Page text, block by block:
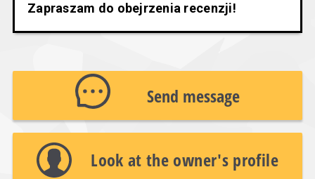
Zapraszam do obejrzenia recenzji!
Send message
Look at the owner's profile